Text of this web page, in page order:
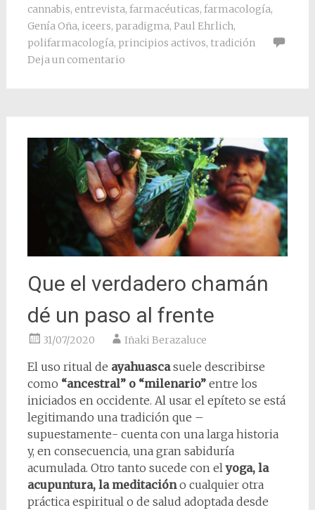
cannabis, entrevista, farmacéuticas, farmacología,
Genía Oña, iceers, paradigma, Paul Ehrlich,
polifarmacología, principios activos, tradición
Deja un comentario
Que el verdadero chamán
dé un paso al frente
31/07/2020 Iñaki Berazaluce
El uso ritual de ayahuascasuele describirse
como “ancestral” o “milenario”entre los
iniciados en occidente. Al usar el epíteto se está
legitimando una tradición que –
supuestamente- cuenta con una larga historia
y, en consecuencia, una gran sabiduría
acumulada. Otro tanto sucede con elyoga, la
acupuntura, la meditacióno cualquier otra
práctica espiritual o de salud adoptada desde